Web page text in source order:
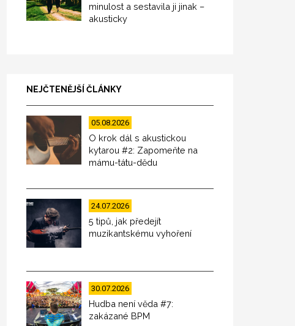
minulost a sestavila ji jinak –
akusticky
NEJČTENĚJŠÍ ČLÁNKY
05.08.2026
O krok dál s akustickou
kytarou #2: Zapomeňte na
mámu-tátu-dědu
24.07.2026
5 tipů, jak předejít
muzikantskému vyhoření
30.07.2026
Hudba není věda #7:
zakázané BPM